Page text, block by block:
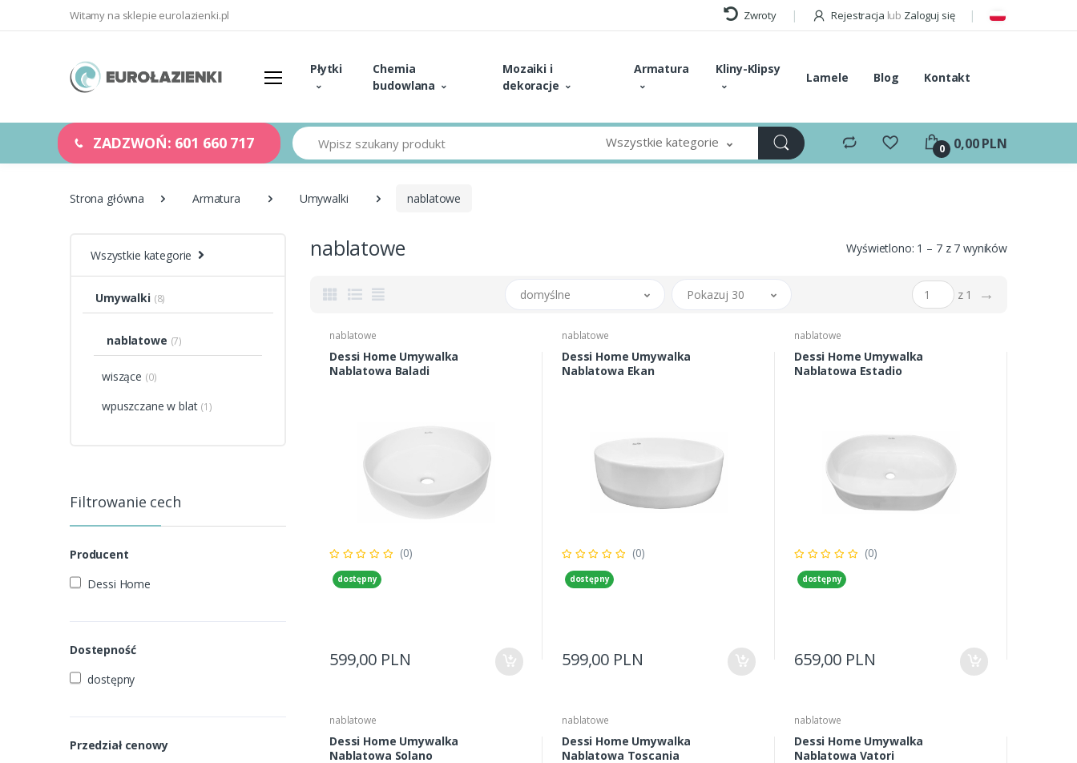
Witamy na sklepie eurolazienki.pl Zwroty Rejestracja lub Zaloguj się
Płytki
Chemia
budowlana
Mozaiki i
dekoracje
Armatura Kliny-Klipsy
Lamele Blog Kontakt
ZADZWOŃ: 601 660 717 Szukaj Wszystkie kategorie 0 0,00 PLN
Strona główna Armatura Umywalki nablatowe
Wszystkie kategorie
Umywalki (8)
nablatowe (7)
wiszące (0)
wpuszczane w blat (1)
Filtrowanie cech
Producent
Dessi Home
Dostepność
dostępny
Przedział cenowy
nablatowe Wyświetlono: 1 – 7 z 7 wyników
domyślne Pokazuj 30 z 1 →
nablatowe
Dessi Home Umywalka
Nablatowa Baladi
(0)
dostępny
599,00 PLN
nablatowe
Dessi Home Umywalka
Nablatowa Ekan
(0)
dostępny
599,00 PLN
nablatowe
Dessi Home Umywalka
Nablatowa Estadio
(0)
dostępny
659,00 PLN
nablatowe
Dessi Home Umywalka
Nablatowa Solano
nablatowe
Dessi Home Umywalka
Nablatowa Toscania
nablatowe
Dessi Home Umywalka
Nablatowa Vatori